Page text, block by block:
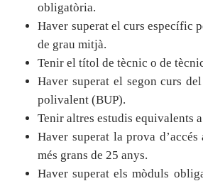
obligatòria.
Haver superat el curs específic
de grau mitjà.
Tenir el títol de tècnic o de
Haver superat el segon curs
polivalent (BUP).
Tenir altres estudis equivalents
Haver superat la prova
més grans de 25 anys.
Haver superat els mòduls